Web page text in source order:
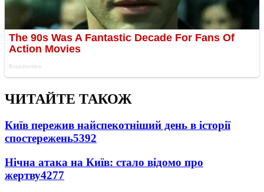
ЧИТАЙТЕ ТАКОЖ
Київ пережив найспекотніший день в історії
спостережень5392
Нічна атака на Київ: стало відомо про
жертву4277